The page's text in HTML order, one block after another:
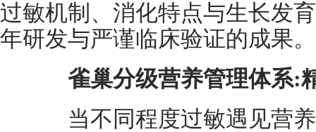
过敏机制、消化特点与生长发
年研发与严谨临床验证的成果。
雀巢分级营养管理体系:
当不同程度过敏遇见营养